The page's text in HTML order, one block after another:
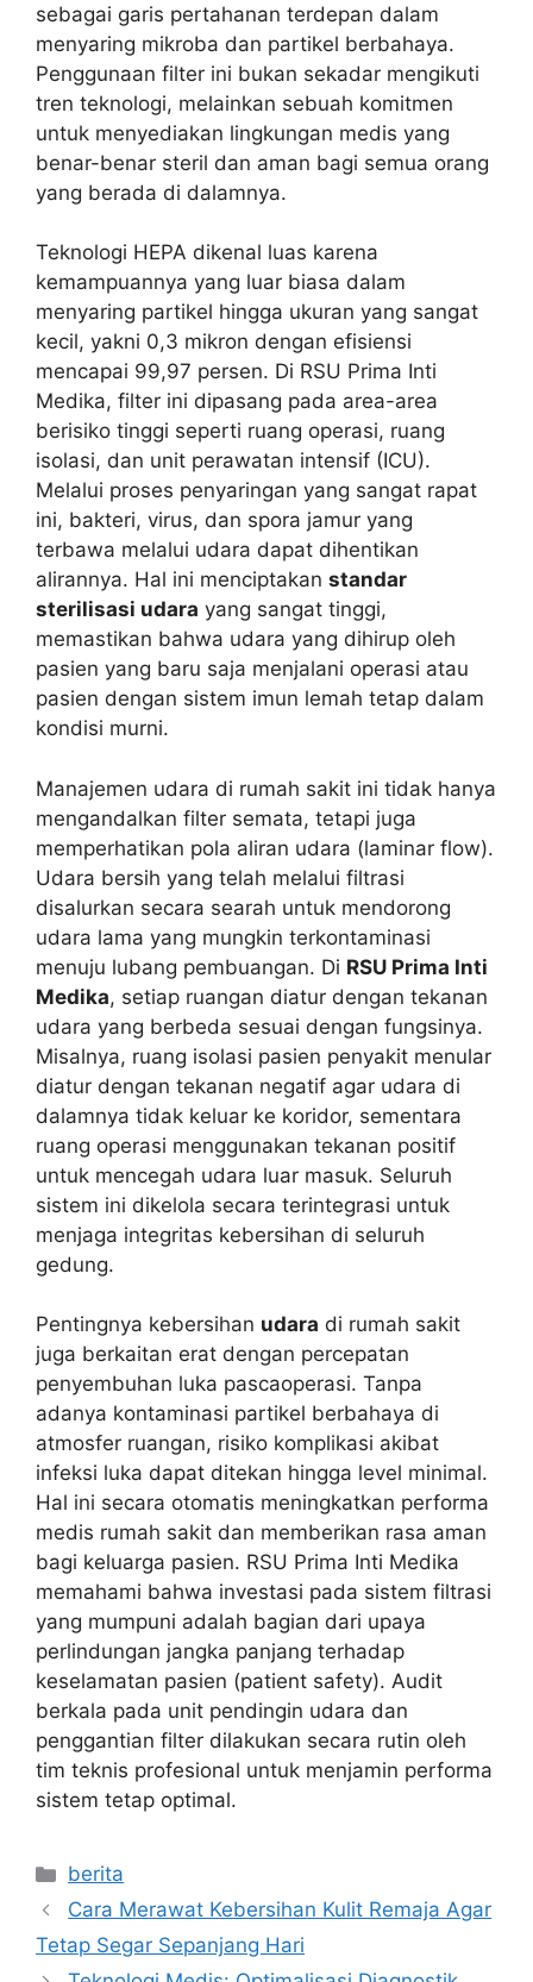
sebagai garis pertahanan terdepan dalam
menyaring mikroba dan partikel berbahaya.
Penggunaan filter ini bukan sekadar mengikuti
tren teknologi, melainkan sebuah komitmen
untuk menyediakan lingkungan medis yang
benar-benar steril dan aman bagi semua orang
yang berada di dalamnya.
Teknologi HEPA dikenal luas karena
kemampuannya yang luar biasa dalam
menyaring partikel hingga ukuran yang sangat
kecil, yakni 0,3 mikron dengan efisiensi
mencapai 99,97 persen. Di RSU Prima Inti
Medika, filter ini dipasang pada area-area
berisiko tinggi seperti ruang operasi, ruang
isolasi, dan unit perawatan intensif (ICU).
Melalui proses penyaringan yang sangat rapat
ini, bakteri, virus, dan spora jamur yang
terbawa melalui udara dapat dihentikan
alirannya. Hal ini menciptakan standar
sterilisasi udara yang sangat tinggi,
memastikan bahwa udara yang dihirup oleh
pasien yang baru saja menjalani operasi atau
pasien dengan sistem imun lemah tetap dalam
kondisi murni.
Manajemen udara di rumah sakit ini tidak hanya
mengandalkan filter semata, tetapi juga
memperhatikan pola aliran udara (laminar flow).
Udara bersih yang telah melalui filtrasi
disalurkan secara searah untuk mendorong
udara lama yang mungkin terkontaminasi
menuju lubang pembuangan. Di RSU Prima Inti
Medika, setiap ruangan diatur dengan tekanan
udara yang berbeda sesuai dengan fungsinya.
Misalnya, ruang isolasi pasien penyakit menular
diatur dengan tekanan negatif agar udara di
dalamnya tidak keluar ke koridor, sementara
ruang operasi menggunakan tekanan positif
untuk mencegah udara luar masuk. Seluruh
sistem ini dikelola secara terintegrasi untuk
menjaga integritas kebersihan di seluruh
gedung.
Pentingnya kebersihan udara di rumah sakit
juga berkaitan erat dengan percepatan
penyembuhan luka pascaoperasi. Tanpa
adanya kontaminasi partikel berbahaya di
atmosfer ruangan, risiko komplikasi akibat
infeksi luka dapat ditekan hingga level minimal.
Hal ini secara otomatis meningkatkan performa
medis rumah sakit dan memberikan rasa aman
bagi keluarga pasien. RSU Prima Inti Medika
memahami bahwa investasi pada sistem filtrasi
yang mumpuni adalah bagian dari upaya
perlindungan jangka panjang terhadap
keselamatan pasien (patient safety). Audit
berkala pada unit pendingin udara dan
penggantian filter dilakukan secara rutin oleh
tim teknis profesional untuk menjamin performa
sistem tetap optimal.
Kategori
berita
Cara Merawat Kebersihan Kulit Remaja Agar
Tetap Segar Sepanjang Hari